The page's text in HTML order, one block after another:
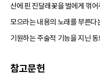
산에 핀 진달래꽃을 벌에게 꺾
모으라는 내용의 노래를 부른
기원하는 주술적 기능을 지닌
참고문헌